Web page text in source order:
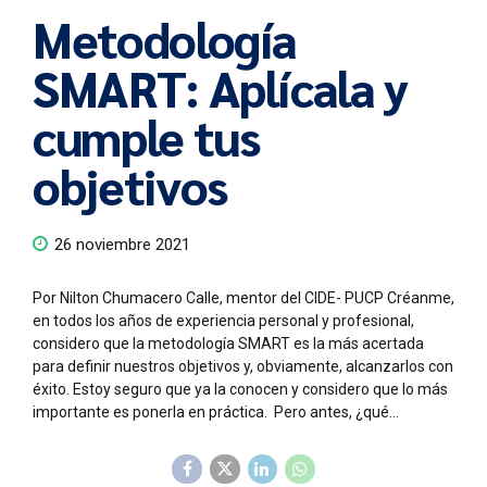
Metodología
SMART: Aplícala y
cumple tus
objetivos
26 noviembre 2021
Por Nilton Chumacero Calle, mentor del CIDE- PUCP Créanme,
en todos los años de experiencia personal y profesional,
considero que la metodología SMART es la más acertada
para definir nuestros objetivos y, obviamente, alcanzarlos con
éxito. Estoy seguro que ya la conocen y considero que lo más
importante es ponerla en práctica. Pero antes, ¿qué...